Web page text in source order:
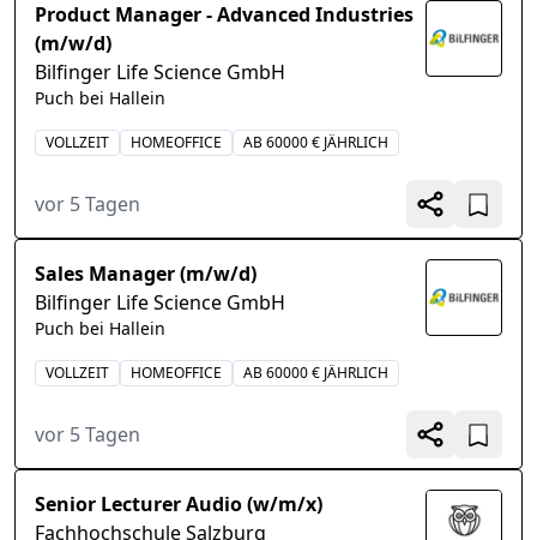
Product Manager - Advanced Industries
(m/w/d)
Bilfinger Life Science GmbH
Puch bei Hallein
VOLLZEIT HOMEOFFICE AB 60000 € JÄHRLICH
vor 5 Tagen
Sales Manager (m/w/d)
Bilfinger Life Science GmbH
Puch bei Hallein
VOLLZEIT HOMEOFFICE AB 60000 € JÄHRLICH
vor 5 Tagen
Senior Lecturer Audio (w/m/x)
Fachhochschule Salzburg